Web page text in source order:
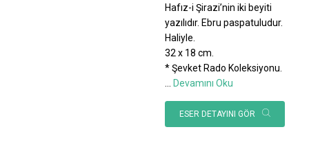
Hafız-i Şirazi’nin iki beyiti
yazılıdır. Ebru paspatuludur.
Haliyle.
32 x 18 cm.
* Şevket Rado Koleksiyonu.
Devamını Oku
ESER DETAYINI GÖR